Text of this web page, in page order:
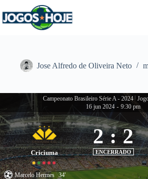
para
o
Jose Alfredo de Oliveira Neto
Campeonato Brasileiro Série A - 2024
16 jun 2024 - 9:30 pm
Criciuma
2 : 2
ENCERRADO
Marcelo Hermes 34'